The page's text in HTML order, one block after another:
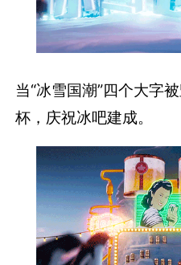
当“冰雪国潮”四个大字
杯，庆祝冰吧建成。